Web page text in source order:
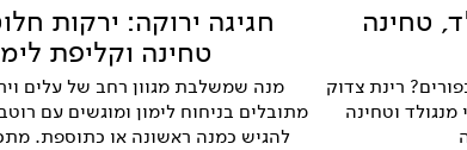
טחינה
רינת צדוק
מנגולד וטחינה
חגיגה ירוקה: ירקות
טחינה וקליפת
מנה שמשלבת מגוון רחב של עלים
מתובלים בניחוח לימון ומוגשים עם
להגיש כמנה ראשונה או כתוספת.